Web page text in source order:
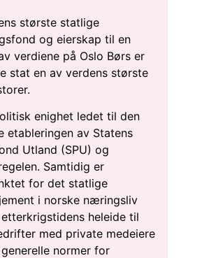
største statlige
og eierskap til en
verdiene på Oslo Børs er
stat en av verdens største
enighet ledet til den
etableringen av Statens
Utland (SPU) og
Samtidig er
for det statlige
i norske næringsliv
heleide til
med private medeiere
normer for